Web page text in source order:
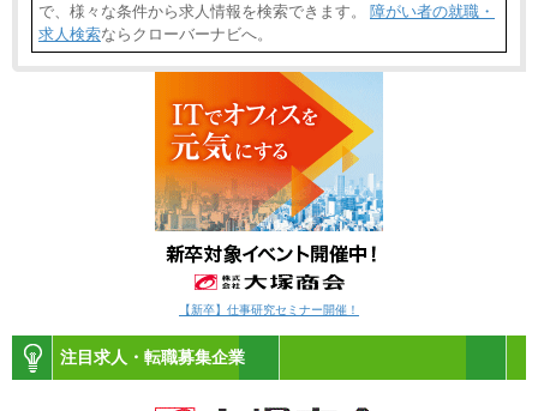
で、様々な条件から求人情報を検索できます。 障がい者の就職・
求人検索ならクローバーナビへ。
【新卒】仕事研究セミナー開催！
注目求人・転職募集企業